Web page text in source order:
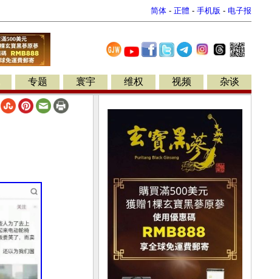
简体 - 正體 - 手机版 - 电子报
专题 寰宇 维权 视频 杂谈